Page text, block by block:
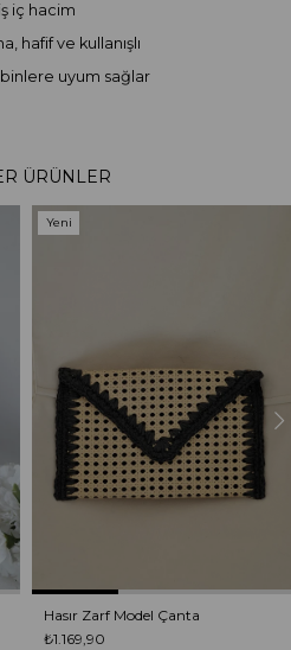
iç hacim
hafif ve kullanışlı
uyum sağlar
ÜRÜNLER
Hasır Zarf Model Çanta
₺1.169,90
Yeni